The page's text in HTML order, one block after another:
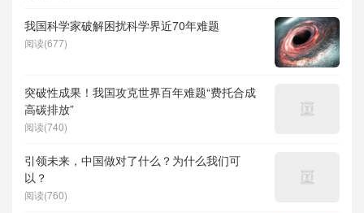
我国科学家破解困扰科学界近70年难题
阅读(677)
突破性成果！我国攻克世界百年难题“费托合成
高碳排放”
阅读(740)
引领未来，中国做对了什么？为什么我们可
以？
阅读(760)